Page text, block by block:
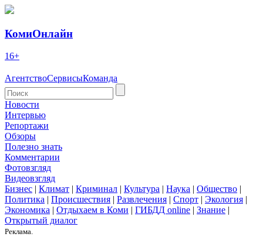
КомиОнлайн
16+
АгентствоСервисыКоманда
Новости
Интервью
Репортажи
Обзоры
Полезно знать
Комментарии
Фотовзгляд
Видеовзгляд
Бизнес | Климат | Криминал | Культура | Наука | Общество |
Политика | Происшествия | Развлечения | Спорт | Экология |
Экономика | Отдыхаем в Коми | ГИБДД online | Знание |
Открытый диалог
Реклама.